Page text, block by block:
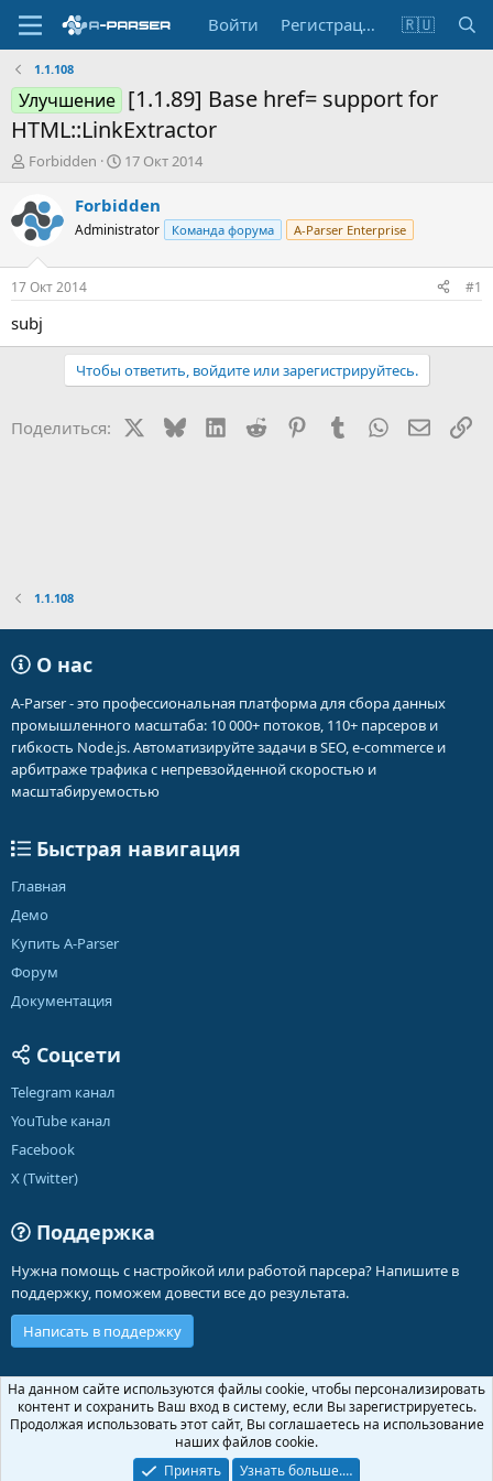
Войти Регистрация 🇷🇺
1.1.108
Улучшение [1.1.89] Base href= support for
HTML::LinkExtractor
А
т
о
р
т
е
м
ы
Forbidden
Д
т
н
а
17 Окт 2014
Forbidden
Administrator Команда форума A-Parser Enterprise
17 Окт 2014 #1
subj
Чтобы ответить, войдите или зарегистрируйтесь.
Поделиться: BlueskyLinkedIn
Reddit PinterestTumblr WhatsApp
1.1.108
О нас
A-Parser - это профессиональная платформа для сбора данных
промышленного масштаба: 10 000+ потоков, 110+ парсеров и
гибкость Node.js. Автоматизируйте задачи в SEO, e-commerce и
арбитраже трафика с непревзойденной скоростью и
масштабируемостью
Быстрая навигация
Главная
Демо
Купить A-Parser
Форум
Документация
Соцсети
Telegram канал
YouTube канал
Facebook
X (Twitter)
Поддержка
Нужна помощь с настройкой или работой парсера? Напишите в
поддержку, поможем довести все до результата.
Написать в поддержку
Russian (RU)
Обратная связь
Условия и правила
Политика конфиденциальности
Помощь
Community platform by XenForo ® © 2010-2026 XenForo Ltd.
На данном сайте используются файлы cookie, чтобы персонализировать
контент и сохранить Ваш вход в систему, если Вы зарегистрируетесь.
Продолжая использовать этот сайт, Вы соглашаетесь на использование
наших файлов cookie.
Принять
Узнать больше.…